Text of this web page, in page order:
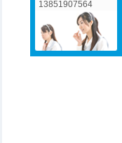
13851907564